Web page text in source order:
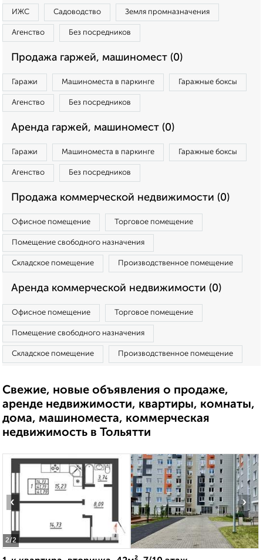
ИЖС Садоводство Земля промназначения
Агенство Без посредников
Продажа гаржей, машиномест (0)
Гаражи Машиноместа в паркинге Гаражные боксы
Агенство Без посредников
Аренда гаржей, машиномест (0)
Гаражи Машиноместа в паркинге Гаражные боксы
Агенство Без посредников
Продажа коммерческой недвижимости (0)
Офисное помещение Торговое помещение
Помещение свободного назначения
Складское помещение Производственное помещение
Аренда коммерческой недвижимости (0)
Офисное помещение Торговое помещение
Помещение свободного назначения
Складское помещение Производственное помещение
Свежие, новые объявления о продаже,
аренде недвижимости, квартиры, комнаты,
дома, машиноместа, коммерческая
недвижимость в Тольятти
2/2
‹ ›